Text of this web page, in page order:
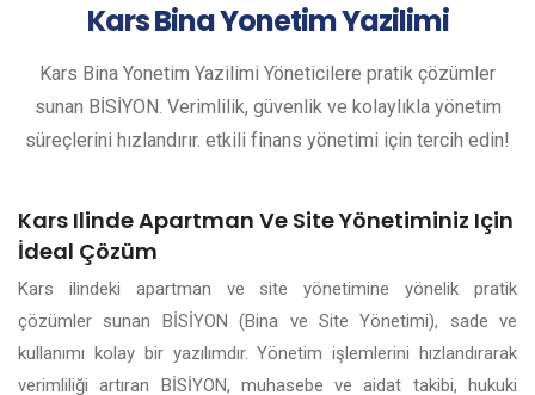
KarsBina Yonetim Yazilimi
Kars Bina Yonetim Yazilimi Yöneticilere pratik çözümler
sunan BİSİYON. Verimlilik, güvenlik ve kolaylıkla yönetim
süreçlerini hızlandırır. etkili finans yönetimi için tercih edin!
Kars Ilinde Apartman Ve Site Yönetiminiz Için
İdeal Çözüm
Kars ilindeki apartman ve site yönetimine yönelik pratik
çözümler sunan BİSİYON (Bina ve Site Yönetimi), sade ve
kullanımı kolay bir yazılımdır. Yönetim işlemlerini hızlandırarak
verimliliği artıran BİSİYON, muhasebe ve aidat takibi, hukuki